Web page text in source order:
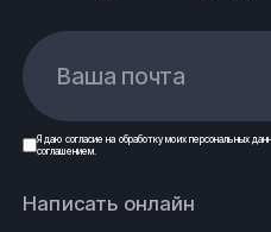
Ваша почта
Я даю согласие на обработку моих персональных
соглашением.
Написать онлайн